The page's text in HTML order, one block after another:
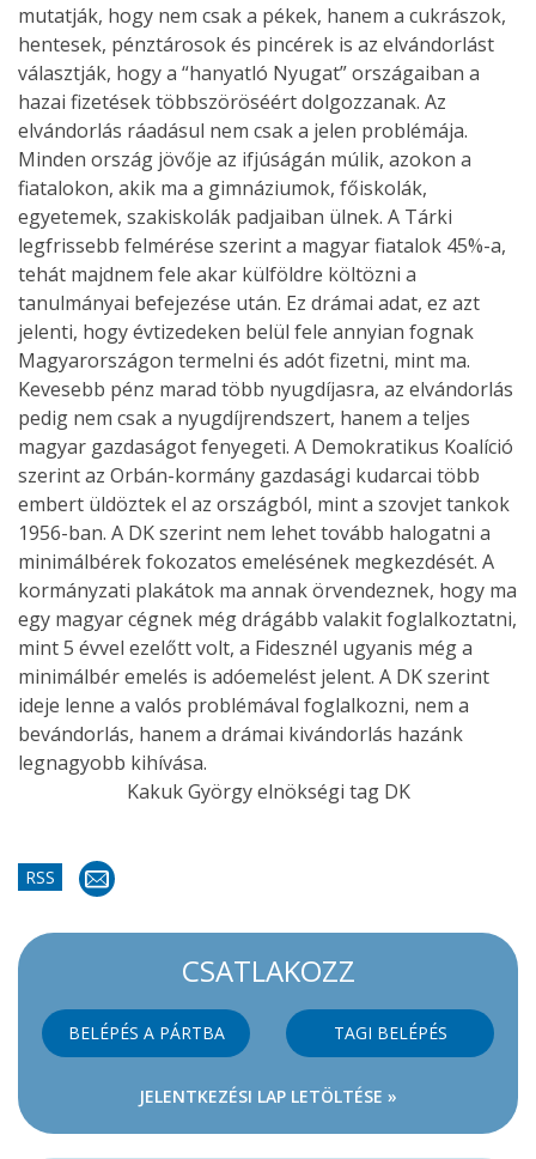
mutatják, hogy nem csak a pékek, hanem a cukrászok,
hentesek, pénztárosok és pincérek is az elvándorlást
választják, hogy a “hanyatló Nyugat” országaiban a
hazai fizetések többszöröséért dolgozzanak. Az
elvándorlás ráadásul nem csak a jelen problémája.
Minden ország jövője az ifjúságán múlik, azokon a
fiatalokon, akik ma a gimnáziumok, főiskolák,
egyetemek, szakiskolák padjaiban ülnek. A Tárki
legfrissebb felmérése szerint a magyar fiatalok 45%-a,
tehát majdnem fele akar külföldre költözni a
tanulmányai befejezése után. Ez drámai adat, ez azt
jelenti, hogy évtizedeken belül fele annyian fognak
Magyarországon termelni és adót fizetni, mint ma.
Kevesebb pénz marad több nyugdíjasra, az elvándorlás
pedig nem csak a nyugdíjrendszert, hanem a teljes
magyar gazdaságot fenyegeti. A Demokratikus Koalíció
szerint az Orbán-kormány gazdasági kudarcai több
embert üldöztek el az országból, mint a szovjet tankok
1956-ban. A DK szerint nem lehet tovább halogatni a
minimálbérek fokozatos emelésének megkezdését. A
kormányzati plakátok ma annak örvendeznek, hogy ma
egy magyar cégnek még drágább valakit foglalkoztatni,
mint 5 évvel ezelőtt volt, a Fidesznél ugyanis még a
minimálbér emelés is adóemelést jelent. A DK szerint
ideje lenne a valós problémával foglalkozni, nem a
bevándorlás, hanem a drámai kivándorlás hazánk
legnagyobb kihívása.
Kakuk György elnökségi tag DK
RSS
CSATLAKOZZ
BELÉPÉS A PÁRTBA TAGI BELÉPÉS
JELENTKEZÉSI LAP LETÖLTÉSE »